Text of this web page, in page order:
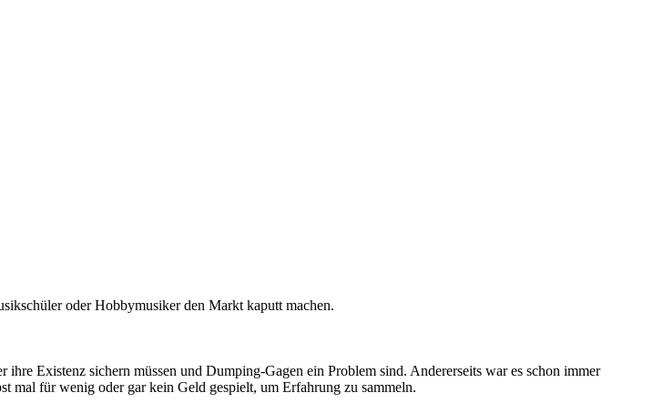
oder Hobbymusiker den Markt kaputt machen.
Existenz sichern müssen und Dumping-Gagen ein Problem sind. Andererseits war es schon immer
mal für wenig oder gar kein Geld gespielt, um Erfahrung zu sammeln.